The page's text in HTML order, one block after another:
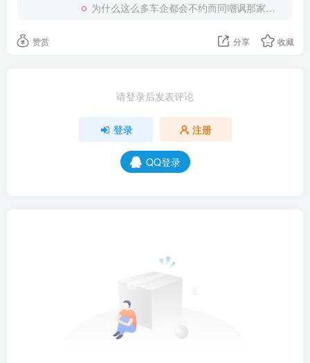
为什么这么多车企都会不约而同嘲讽那家说不得的车企？
赞赏 分享 收藏
请登录后发表评论
登录 注册
QQ登录